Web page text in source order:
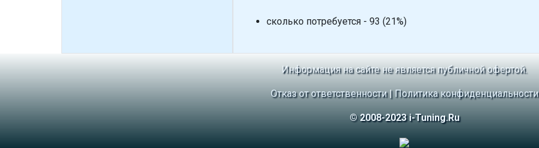
сколько потребуется - 93 (21%)
Информация на сайте не является публичной офертой.
Отказ от ответственности|Политика конфиденциальности
© 2008-2023 i-Tuning.Ru